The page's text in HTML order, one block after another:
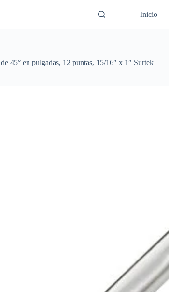
Inicio
45° en pulgadas, 12 puntas, 15/16″ x 1″ Surtek